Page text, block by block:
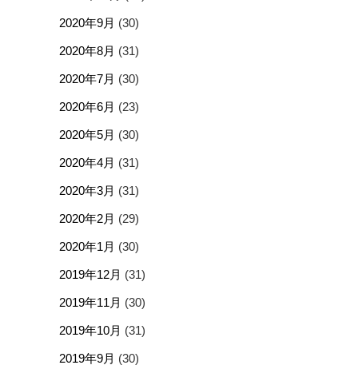
2020年9月 (30)
2020年8月 (31)
2020年7月 (30)
2020年6月 (23)
2020年5月 (30)
2020年4月 (31)
2020年3月 (31)
2020年2月 (29)
2020年1月 (30)
2019年12月 (31)
2019年11月 (30)
2019年10月 (31)
2019年9月 (30)